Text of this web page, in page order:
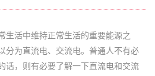
活中维持正常生活的重要能源之
分为直流电、交流电。普通人不有必
话，则有必要了解一下直流电和交流